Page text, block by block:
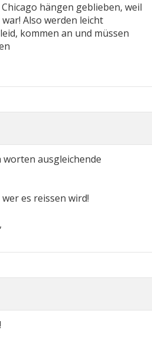
hängen geblieben, weil
Also werden leicht
kommen an und müssen
worten ausgleichende
es reissen wird!